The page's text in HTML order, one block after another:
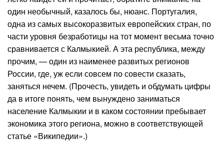
один необычный, казалось бы, нюанс. Португалия,
одна из самых высокоразвитых европейских стран, по
части уровня безработицы на тот момент весьма точно
сравнивается с Калмыкией. А эта республика, между
прочим, — один из наименее развитых регионов
России, где, уж если совсем по совести сказать,
заняться нечем. (Прочесть, увидеть и обдумать цифры
да в итоге понять, чем вынуждено заниматься
население Калмыкии и в каком состоянии пребывает
экономика этого региона, можно в соответствующей
статье «Википедии».)